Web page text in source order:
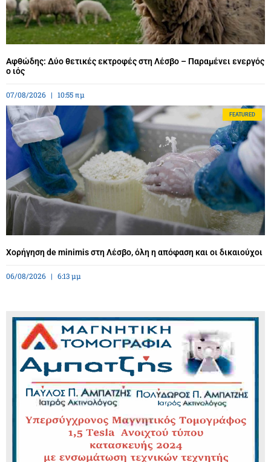
Αφθώδης: Δύο θετικές εκτροφές στη Λέσβο – Παραμένει ενεργός
ο ιός
07/08/2026 10:55 πμ
FEATURED
Χορήγηση de minimis στη Λέσβο, όλη η απόφαση και οι δικαιούχοι
06/08/2026 6:13 μμ